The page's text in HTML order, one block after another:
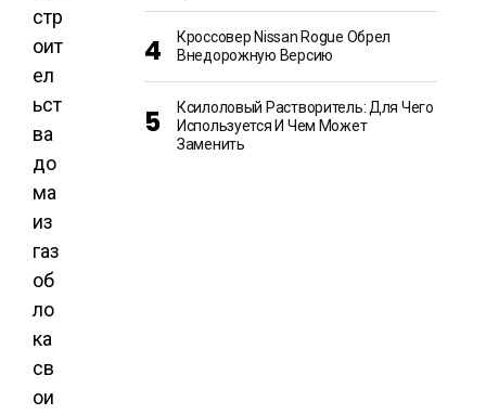
стр
оит
ел
ьст
ва
до
ма
из
газ
об
ло
ка
св
ои
Кроссовер Nissan Rogue Обрел
Внедорожную Версию
Ксилоловый Растворитель: Для Чего
Используется И Чем Может
Заменить